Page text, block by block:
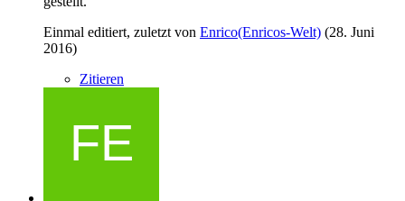
Einmal editiert, zuletzt von Enrico(Enricos-Welt) (28. Juni
2016)
Zitieren